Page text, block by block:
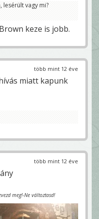
lesérült vagy mi?
keze is jobb.
több mint 12 éve
miatt kapunk
több mint 12 éve
meg!-Ne változtasd!